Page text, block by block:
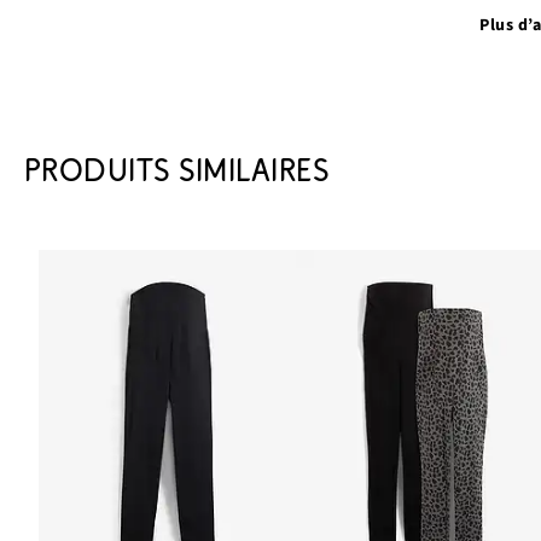
Plus
PRODUITS SIMILAIRES